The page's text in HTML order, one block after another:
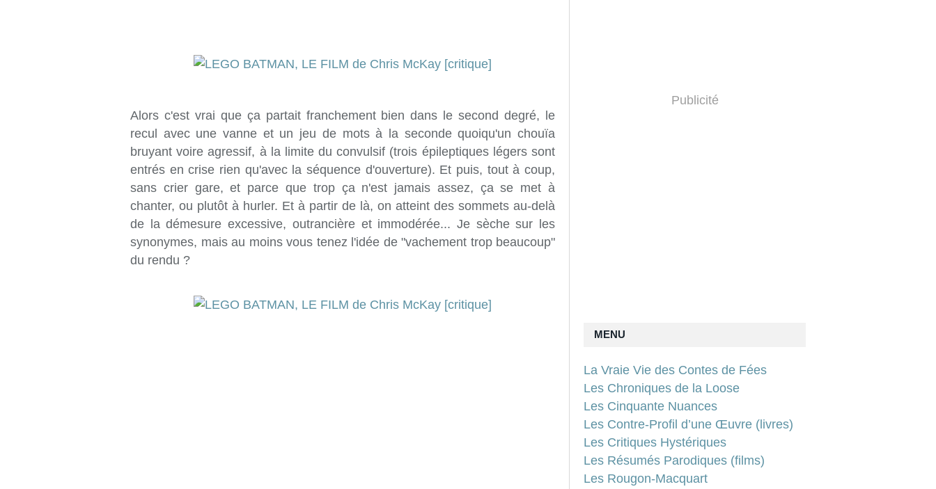
Alors c'est vrai que ça partait franchement bien dans le second degré, le
recul avec une vanne et un jeu de mots à la seconde quoiqu'un chouïa
bruyant voire agressif, à la limite du convulsif (trois épileptiques légers sont
entrés en crise rien qu'avec la séquence d'ouverture). Et puis, tout à coup,
sans crier gare, et parce que trop ça n'est jamais assez, ça se met à
chanter, ou plutôt à hurler. Et à partir de là, on atteint des sommets au-delà
de la démesure excessive, outrancière et immodérée... Je sèche sur les
synonymes, mais au moins vous tenez l'idée de "vachement trop beaucoup"
du rendu ?
Publicité
MENU
La Vraie Vie des Contes de Fées
Les Chroniques de la Loose
Les Cinquante Nuances
Les Contre-Profil d’une Œuvre (livres)
Les Critiques Hystériques
Les Résumés Parodiques (films)
Les Rougon-Macquart